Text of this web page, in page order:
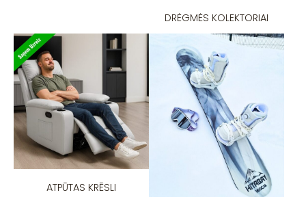
DRĖGMĖS KOLEKTORIAI
ATPŪTAS KRĒSLI